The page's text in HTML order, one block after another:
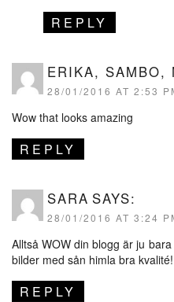
REPLY
ERIKA, SAMBO,
28/01/2016 AT 2:53
Wow that looks amazing
REPLY
SARA SAYS:
28/01/2016 AT 3:24
Alltså WOW din blogg är ju
bilder med sån himla bra
REPLY